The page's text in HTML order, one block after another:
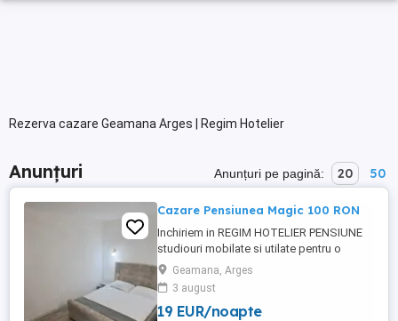
Rezerva cazare Geamana Arges | Regim Hotelier
Anunțuri Anunțuri pe pagină: 20 50
Cazare Pensiunea Magic 100 RON
Inchiriem in REGIM HOTELIER PENSIUNE
studiouri mobilate si utilate pentru o
acomodare cat mai confortabila, fie pe
termen scurt ori de durata. Locațiile sunt
situate stradal, locuri libere de parcare ,
restaurante ,pizza. magazine in
Geamana, Arges
3 august
19 EUR/noapte